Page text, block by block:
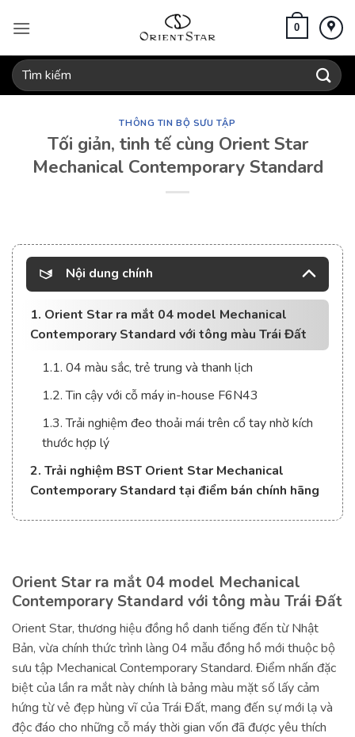
qua
dung
0
Tìm
kiếm:
THÔNG TIN BỘ SƯU TẬP
Tối giản, tinh tế cùng Orient Star
Mechanical Contemporary Standard
Nội dung chính
1. Orient Star ra mắt 04 model Mechanical
Contemporary Standard với tông màu Trái Đất
1.1. 04 màu sắc, trẻ trung và thanh lịch
1.2. Tin cậy với cỗ máy in-house F6N43
1.3. Trải nghiệm đeo thoải mái trên cổ tay nhờ kích
thước hợp lý
2. Trải nghiệm BST Orient Star Mechanical
Contemporary Standard tại điểm bán chính hãng
Orient Star ra mắt 04 model Mechanical
Contemporary Standard với tông màu Trái Đất
Orient Star, thương hiệu đồng hồ danh tiếng đến từ Nhật
Bản, vừa chính thức trình làng 04 mẫu đồng hồ mới thuộc bộ
sưu tập Mechanical Contemporary Standard. Điểm nhấn đặc
biệt của lần ra mắt này chính là bảng màu mặt số lấy cảm
hứng từ vẻ đẹp hùng vĩ của Trái Đất, mang đến sự mới lạ và
độc đáo cho những cỗ máy thời gian vốn đã được yêu thích